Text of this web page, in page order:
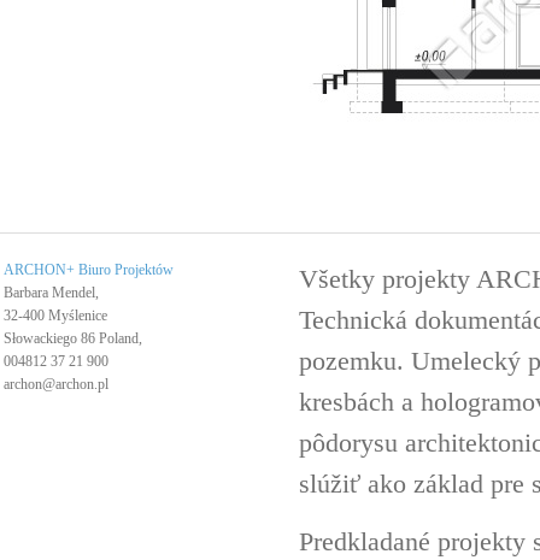
ARCHON+ Biuro Projektów
Barbara Mendel,
32-400 Myślenice
Słowackiego 86 Poland,
004812 37 21 900
archon@archon.pl
Všetky projekty
Technická
pozemku. Umelecký
kresbách a
pôdorysu
slúžiť ako základ pre
Predkladané